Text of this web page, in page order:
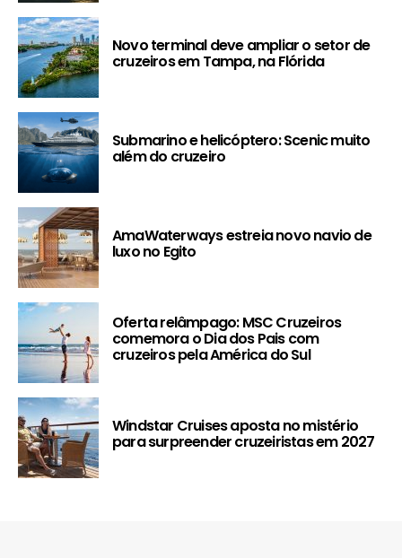
Novo terminal deve ampliar o setor de
cruzeiros em Tampa, na Flórida
Submarino e helicóptero: Scenic muito
além do cruzeiro
AmaWaterways estreia novo navio de
luxo no Egito
Oferta relâmpago: MSC Cruzeiros
comemora o Dia dos Pais com
cruzeiros pela América do Sul
Windstar Cruises aposta no mistério
para surpreender cruzeiristas em 2027